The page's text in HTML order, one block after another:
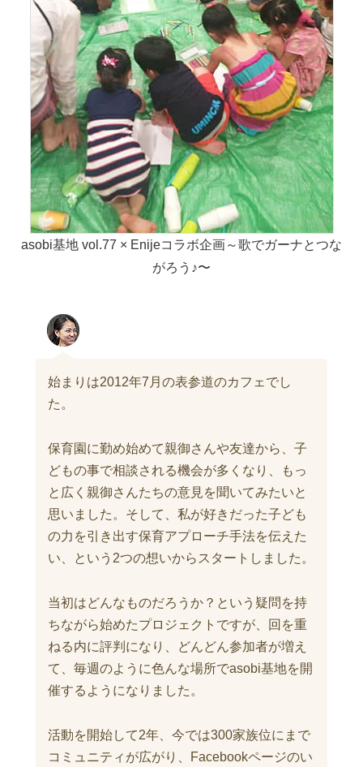
asobi基地 vol.77 × Enijeコラボ企画～歌でガーナとつな
がろう♪〜
始まりは2012年7月の表参道のカフェでし
た。
保育園に勤め始めて親御さんや友達から、子
どもの事で相談される機会が多くなり、もっ
と広く親御さんたちの意見を聞いてみたいと
思いました。そして、私が好きだった子ども
の力を引き出す保育アプローチ手法を伝えた
い、という2つの想いからスタートしました。
当初はどんなものだろうか？という疑問を持
ちながら始めたプロジェクトですが、回を重
ねる内に評判になり、どんどん参加者が増え
て、毎週のように色んな場所でasobi基地を開
催するようになりました。
活動を開始して2年、今では300家族位にまで
コミュニティが広がり、Facebookページのい